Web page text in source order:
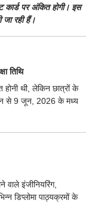
कार्ड पर अंकित होगी। इस
जा रही हैं।
तिथि
थी, लेकिन छात्रों के
से 9 जून, 2026 के मध्य
वाले इंजीनियरिंग,
डिप्लोमा पाठ्यक्रमों के